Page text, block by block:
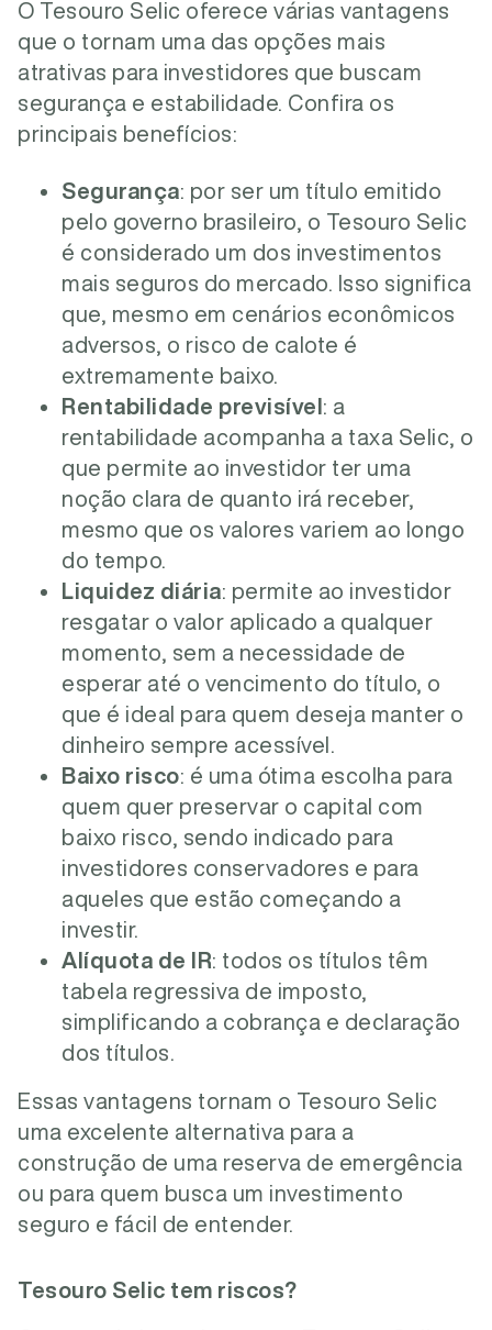
O Tesouro Selic oferece várias vantagens
que o tornam uma das opções mais
atrativas para investidores que buscam
segurança e estabilidade. Confira os
principais benefícios:
Segurança: por ser um título emitido
pelo governo brasileiro, o Tesouro Selic
é considerado um dos investimentos
mais seguros do mercado. Isso significa
que, mesmo em cenários econômicos
adversos, o risco de calote é
extremamente baixo.
Rentabilidade previsível : a
rentabilidade acompanha a taxa Selic, o
que permite ao investidor ter uma
noção clara de quanto irá receber,
mesmo que os valores variem ao longo
do tempo.
Liquidez diária: permite ao investidor
resgatar o valor aplicado a qualquer
momento, sem a necessidade de
esperar até o vencimento do título, o
que é ideal para quem deseja manter o
dinheiro sempre acessível.
Baixo risco: é uma ótima escolha para
quem quer preservar o capital com
baixo risco, sendo indicado para
investidores conservadores e para
aqueles que estão começando a
investir.
Alíquota de IR: todos os títulos têm
tabela regressiva de imposto,
simplificando a cobrança e declaração
dos títulos.
Essas vantagens tornam o Tesouro Selic
uma excelente alternativa para a
construção de uma reserva de emergência
ou para quem busca um investimento
seguro e fácil de entender.
Tesouro Selic tem riscos?